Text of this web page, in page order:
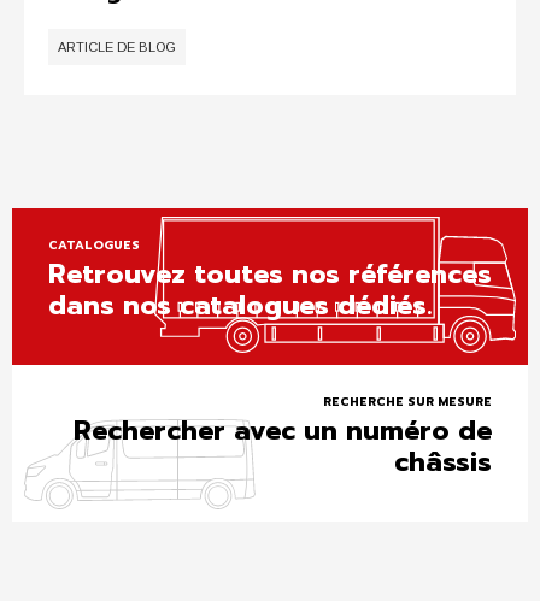
ARTICLE DE BLOG
CATALOGUES
Retrouvez toutes nos références
dans nos catalogues dédiés.
RECHERCHE SUR MESURE
Rechercher avec un numéro de
châssis